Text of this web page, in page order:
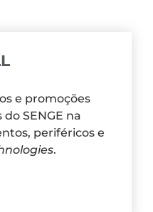
e promoções
SENGE na
periféricos e
.